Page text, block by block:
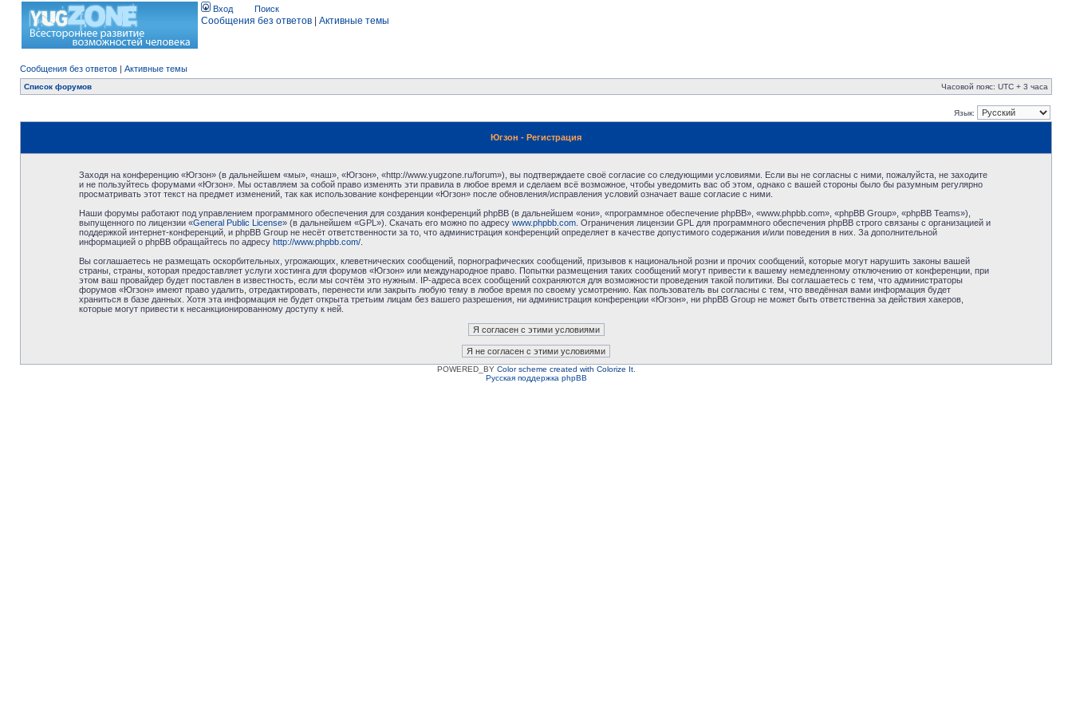
Вход Поиск
Сообщения без ответов Активные темы
Сообщения без ответов | Активные темы
Список форумов Часовой пояс: UTC + 3 часа
Язык:
Югзон - Регистрация
Заходя на конференцию «Югзон» (в дальнейшем «мы», «наш», «Югзон», «http://www.yugzone.ru/forum»), вы подтверждаете своё согласие со следующими условиями. Если вы не согласны с ними, пожалуйста, не заходите
и не пользуйтесь форумами «Югзон». Мы оставляем за собой право изменять эти правила в любое время и сделаем всё возможное, чтобы уведомить вас об этом, однако с вашей стороны было бы разумным регулярно
просматривать этот текст на предмет изменений, так как использование конференции «Югзон» после обновления/исправления условий означает ваше согласие с ними.
Наши форумы работают под управлением программного обеспечения для создания конференций phpBB (в дальнейшем «они», «программное обеспечение phpBB», «www.phpbb.com», «phpBB Group», «phpBB Teams»),
выпущенного по лицензии «General Public License» (в дальнейшем «GPL»). Скачать его можно по адресу www.phpbb.com. Ограничения лицензии GPL для программного обеспечения phpBB строго связаны с организацией и
поддержкой интернет-конференций, и phpBB Group не несёт ответственности за то, что администрация конференций определяет в качестве допустимого содержания и/или поведения в них. За дополнительной
информацией о phpBB обращайтесь по адресу http://www.phpbb.com/.
Вы соглашаетесь не размещать оскорбительных, угрожающих, клеветнических сообщений, порнографических сообщений, призывов к национальной розни и прочих сообщений, которые могут нарушить законы вашей
страны, страны, которая предоставляет услуги хостинга для форумов «Югзон» или международное право. Попытки размещения таких сообщений могут привести к вашему немедленному отключению от конференции, при
этом ваш провайдер будет поставлен в известность, если мы сочтём это нужным. IP-адреса всех сообщений сохраняются для возможности проведения такой политики. Вы соглашаетесь с тем, что администраторы
форумов «Югзон» имеют право удалить, отредактировать, перенести или закрыть любую тему в любое время по своему усмотрению. Как пользователь вы согласны с тем, что введённая вами информация будет
храниться в базе данных. Хотя эта информация не будет открыта третьим лицам без вашего разрешения, ни администрация конференции «Югзон», ни phpBB Group не может быть ответственна за действия хакеров,
которые могут привести к несанкционированному доступу к ней.
POWERED_BY Color scheme created with Colorize It.
Русская поддержка phpBB